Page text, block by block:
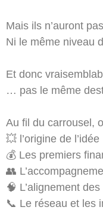
Mais ils n’auront
Ni le même niveau
Et donc
… pas le même
Au fil du carrousel,
💥 l’origine de l’idée
💰 Les premiers
👥
🧠 L’alignement
📞 Le réseau et les